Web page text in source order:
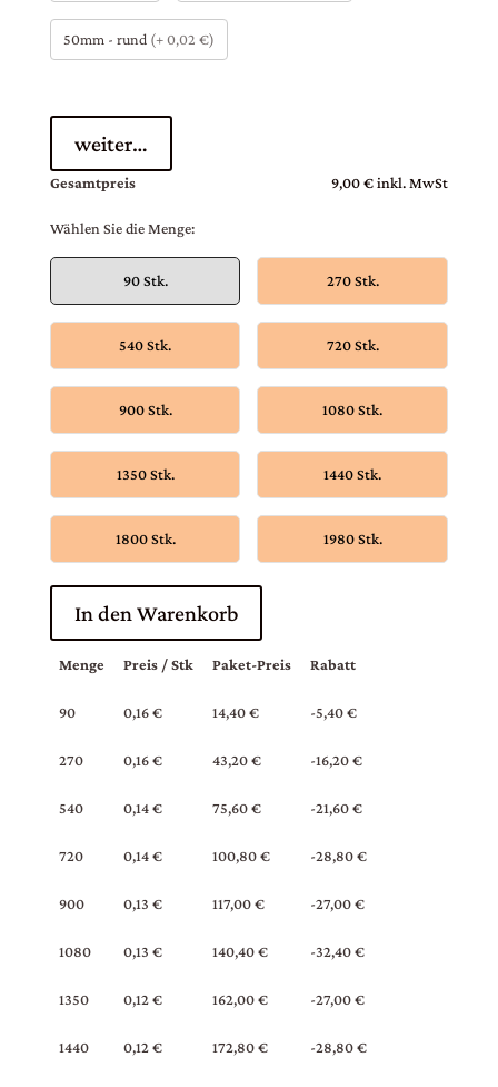
50mm - rund (+ 0,02 €)
weiter…
Gesamtpreis 9,00 € inkl. MwSt
Wählen Sie die Menge:
90 Stk. 270 Stk.
540 Stk. 720 Stk.
900 Stk. 1080 Stk.
1350 Stk. 1440 Stk.
1800 Stk. 1980 Stk.
In den Warenkorb
Menge Preis / Stk Paket-Preis Rabatt
90 0,16 € 14,40 € -5,40 €
270 0,16 € 43,20 € -16,20 €
540 0,14 € 75,60 € -21,60 €
720 0,14 € 100,80 € -28,80 €
900 0,13 € 117,00 € -27,00 €
1080 0,13 € 140,40 € -32,40 €
1350 0,12 € 162,00 € -27,00 €
1440 0,12 € 172,80 € -28,80 €